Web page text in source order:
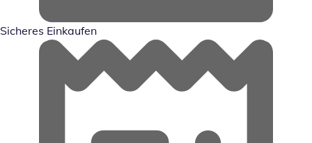
Sicheres Einkaufen